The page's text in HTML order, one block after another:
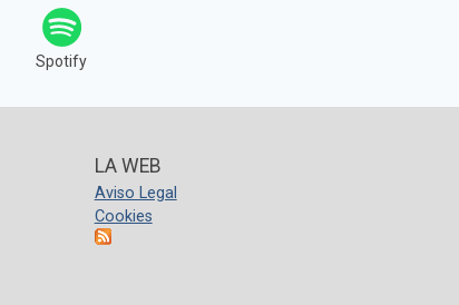
Spotify
LA WEB
Aviso Legal
Cookies